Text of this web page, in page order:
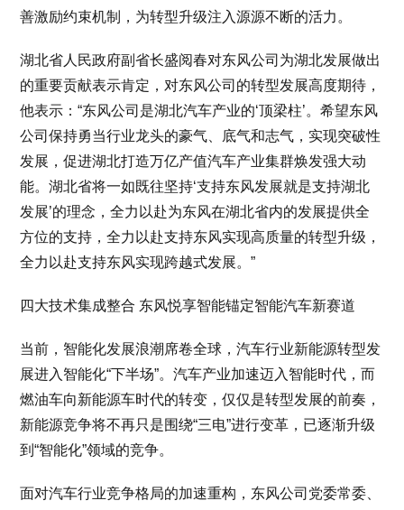
善激励约束机制，为转型升级注入源源不断的活力。
湖北省人民政府副省长盛阅春对东风公司为湖北发展做出
的重要贡献表示肯定，对东风公司的转型发展高度期待，
他表示：“东风公司是湖北汽车产业的‘顶梁柱’。希望东风
公司保持勇当行业龙头的豪气、底气和志气，实现突破性
发展，促进湖北打造万亿产值汽车产业集群焕发强大动
能。湖北省将一如既往坚持‘支持东风发展就是支持湖北
发展’的理念，全力以赴为东风在湖北省内的发展提供全
方位的支持，全力以赴支持东风实现高质量的转型升级，
全力以赴支持东风实现跨越式发展。”
四大技术集成整合 东风悦享智能锚定智能汽车新赛道
当前，智能化发展浪潮席卷全球，汽车行业新能源转型发
展进入智能化“下半场”。汽车产业加速迈入智能时代，而
燃油车向新能源车时代的转变，仅仅是转型发展的前奏，
新能源竞争将不再只是围绕“三电”进行变革，已逐渐升级
到“智能化”领域的竞争。
面对汽车行业竞争格局的加速重构，东风公司党委常委、